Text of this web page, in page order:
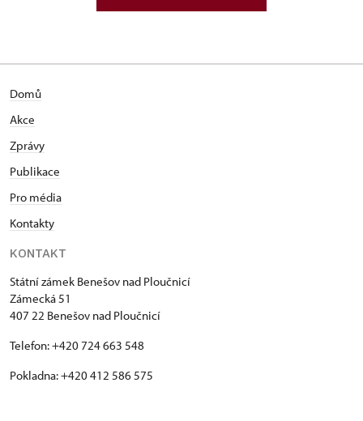
Domů
Akce
Zprávy
Publikace
Pro média
Kontakty
KONTAKT
Státní zámek Benešov nad Ploučnicí
Zámecká 51
407 22 Benešov nad Ploučnicí
Telefon: +420 724 663 548
Pokladna: +420 412 586 575